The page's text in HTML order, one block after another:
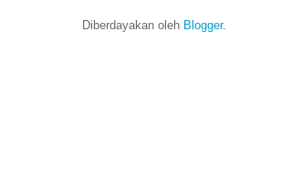
Diberdayakan oleh Blogger.